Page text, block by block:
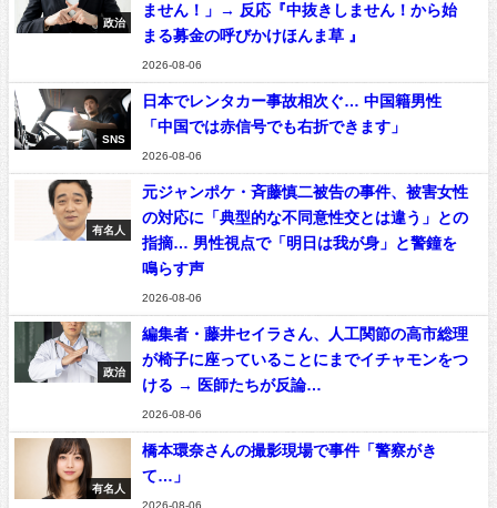
政治
ません！」→ 反応『中抜きしません！から始
まる募金の呼びかけほんま草 』
2026-08-06
SNS
日本でレンタカー事故相次ぐ… 中国籍男性
「中国では赤信号でも右折できます」
2026-08-06
有名人
元ジャンポケ・斉藤慎二被告の事件、被害女性
の対応に「典型的な不同意性交とは違う」との
指摘… 男性視点で「明日は我が身」と警鐘を
鳴らす声
2026-08-06
政治
編集者・藤井セイラさん、人工関節の高市総理
が椅子に座っていることにまでイチャモンをつ
ける → 医師たちが反論…
2026-08-06
有名人
橋本環奈さんの撮影現場で事件「警察がき
て…」
2026-08-06